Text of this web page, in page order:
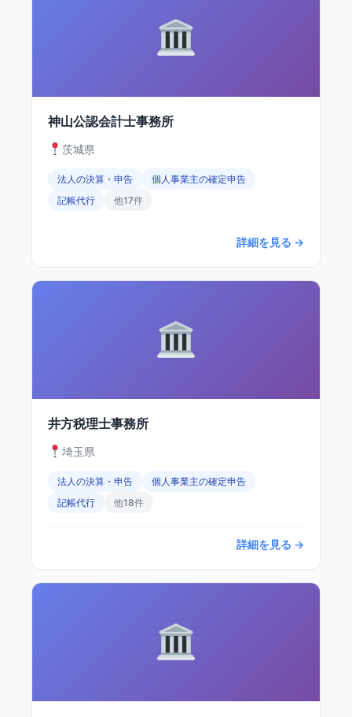
神山公認会計士事務所
茨城県
法人の決算・申告
個人事業主の確定申告
記帳代行
他17件
詳細を見る →
井方税理士事務所
埼玉県
法人の決算・申告
個人事業主の確定申告
記帳代行
他18件
詳細を見る →